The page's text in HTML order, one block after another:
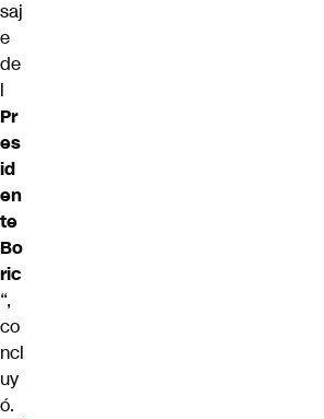
saj
e
de
l
Pr
es
id
en
te
Bo
ric
“,
co
ncl
uy
ó.